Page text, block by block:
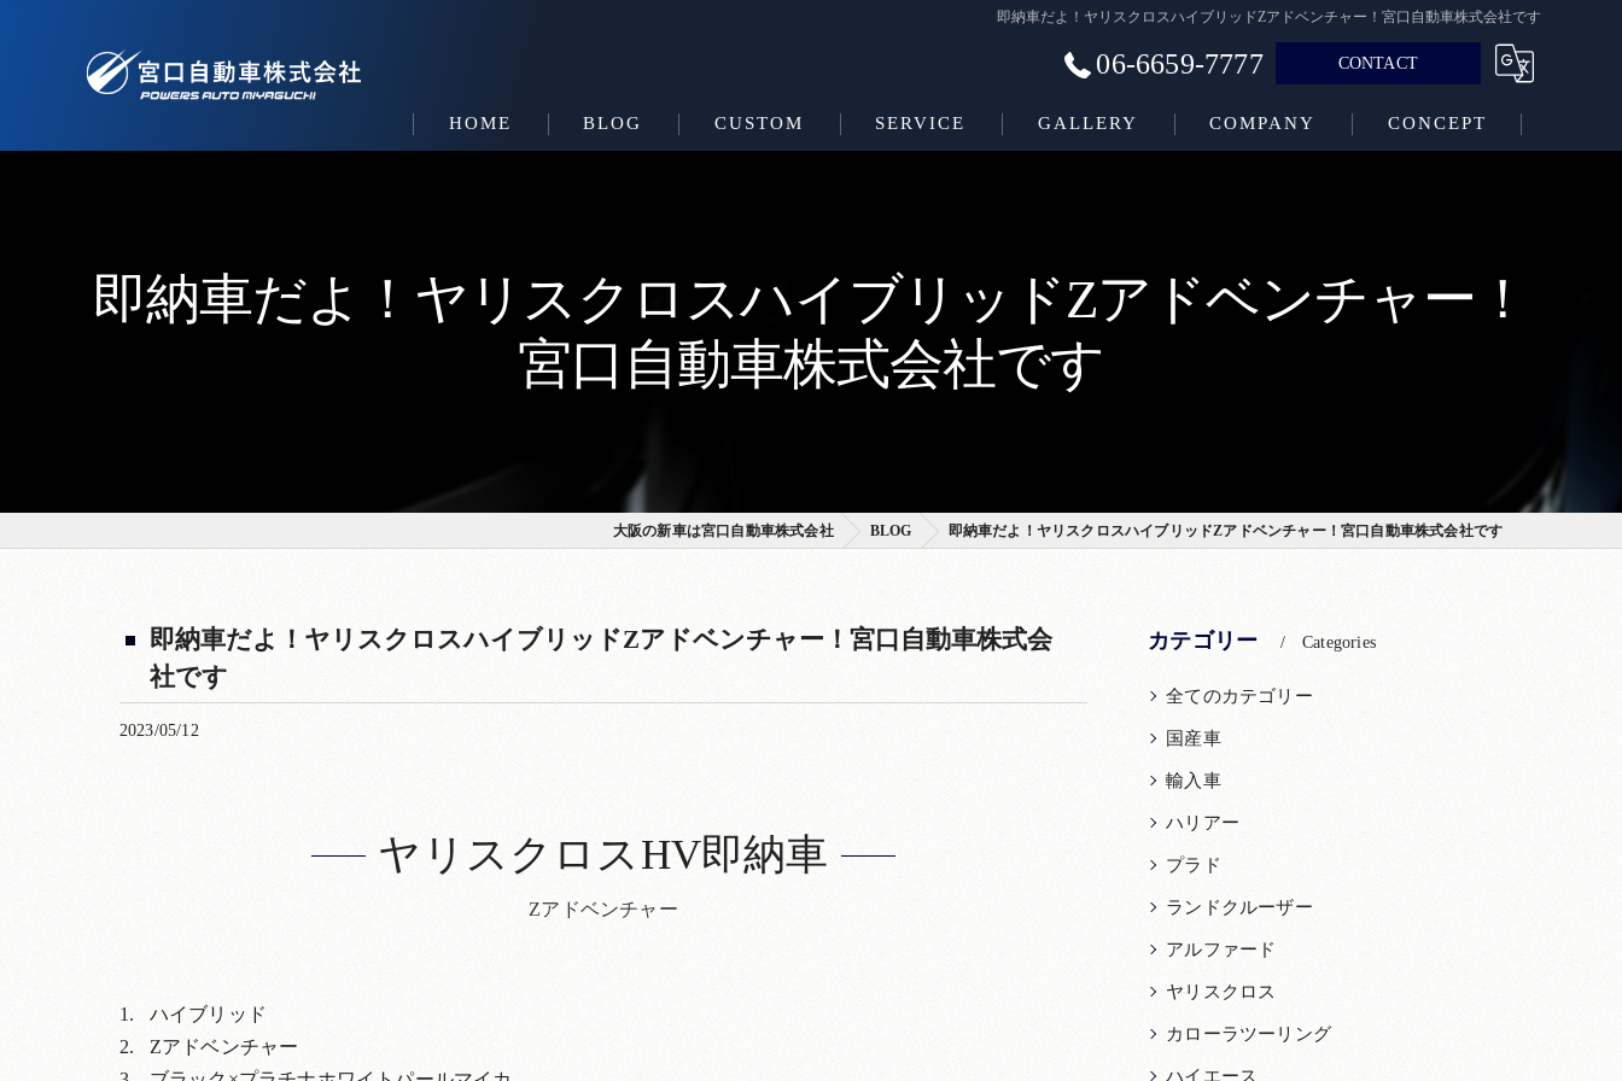
即納車だよ！ヤリスクロスハイブリッドZアドベンチャー！宮口自動車株式会社です
06-6659-7777 CONTACT
HOME BLOG CUSTOM SERVICE GALLERY COMPANY CONCEPT
即納車だよ！ヤリスクロスハイブリッドZアドベンチャー！
宮口自動車株式会社です
大阪の新車は宮口自動車株式会社 BLOG 即納車だよ！ヤリスクロスハイブリッドZアドベンチャー！宮口自動車株式会社です
即納車だよ！ヤリスクロスハイブリッドZアドベンチャー！宮口自動車株式会
社です
2023/05/12
ヤリスクロスHV即納車
Zアドベンチャー
ハイブリッド
Zアドベンチャー
カテゴリー Categories
全てのカテゴリー
国産車
輸入車
ハリアー
プラド
ランドクルーザー
アルファード
ヤリスクロス
カローラツーリング
ハイエース